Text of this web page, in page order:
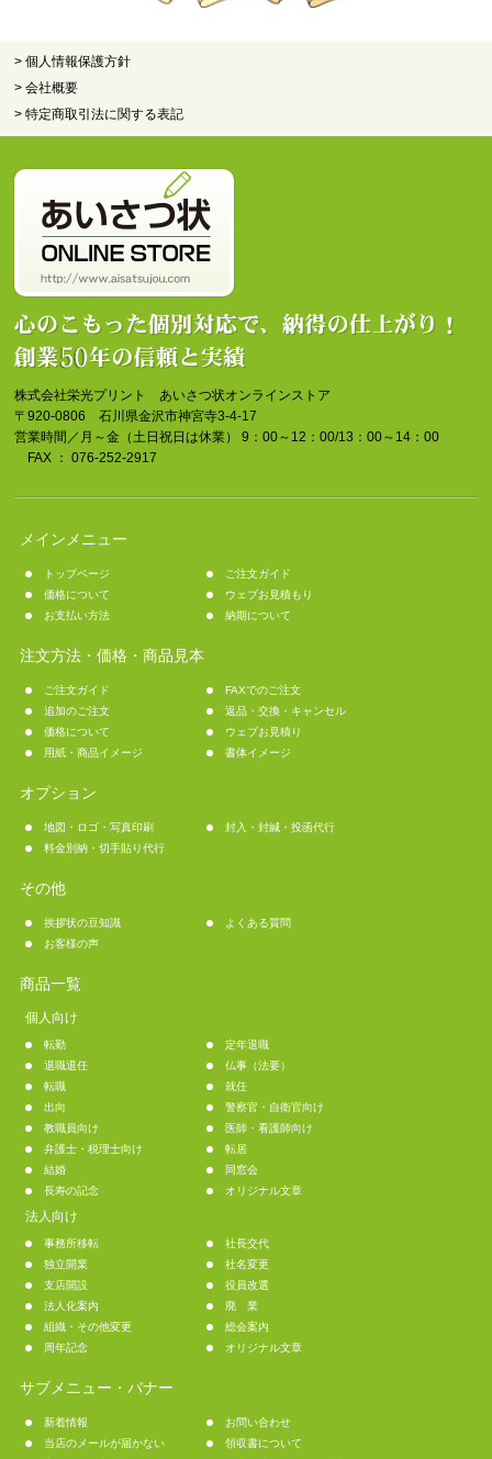
> 個人情報保護方針
> 会社概要
> 特定商取引法に関する表記
株式会社栄光プリント あいさつ状オンラインストア
〒920-0806 石川県金沢市神宮寺3-4-17
営業時間／月～金（土日祝日は休業） 9：00～12：00/13：00～14：00
FAX ： 076-252-2917
メインメニュー
トップページ
ご注文ガイド
価格について
ウェブお見積もり
お支払い方法
納期について
注文方法・価格・商品見本
ご注文ガイド
FAXでのご注文
追加のご注文
返品・交換・キャンセル
価格について
ウェブお見積り
用紙・商品イメージ
書体イメージ
オプション
地図・ロゴ・写真印刷
封入・封緘・投函代行
料金別納・切手貼り代行
その他
挨拶状の豆知識
よくある質問
お客様の声
商品一覧
個人向け
転勤
定年退職
退職退任
仏事（法要）
転職
就任
出向
警察官・自衛官向け
教職員向け
医師・看護師向け
弁護士・税理士向け
転居
結婚
同窓会
長寿の記念
オリジナル文章
法人向け
事務所移転
社長交代
独立開業
社名変更
支店開設
役員改選
法人化案内
廃 業
組織・その他変更
総会案内
周年記念
オリジナル文章
サブメニュー・バナー
新着情報
お問い合わせ
当店のメールが届かない
領収書について